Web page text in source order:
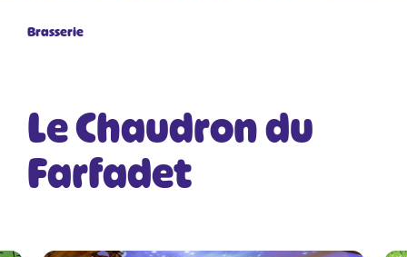
Brasserie
Le Chaudron du
Farfadet